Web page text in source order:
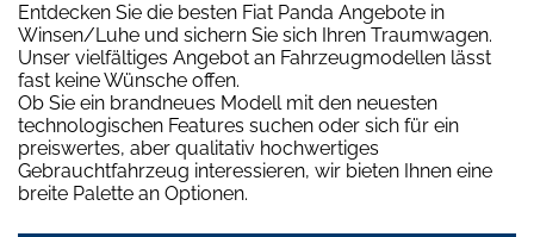
Entdecken Sie die besten Fiat Panda Angebote in
Winsen/Luhe und sichern Sie sich Ihren Traumwagen.
Unser vielfältiges Angebot an Fahrzeugmodellen lässt
fast keine Wünsche offen.
Ob Sie ein brandneues Modell mit den neuesten
technologischen Features suchen oder sich für ein
preiswertes, aber qualitativ hochwertiges
Gebrauchtfahrzeug interessieren, wir bieten Ihnen eine
breite Palette an Optionen.